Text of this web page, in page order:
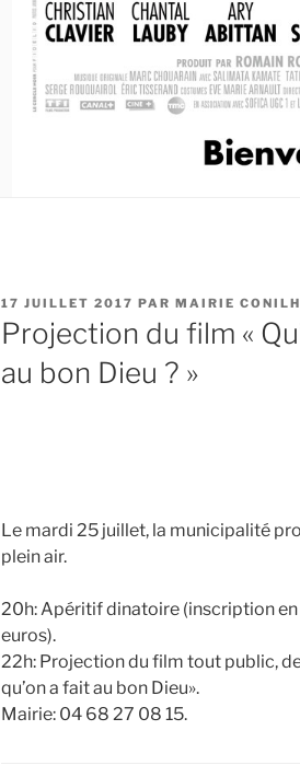
PUBLIÉ
LE
17 JUILLET 2017 PAR MAIRIE
Projection du film «
au bon Dieu ? »
Le mardi 25 juillet, la municipalité
plein air.
20h: Apéritif dinatoire (inscription
euros).
22h: Projection du film tout public,
qu’on a fait au bon Dieu».
Mairie: 04 68 27 08 15.